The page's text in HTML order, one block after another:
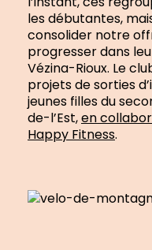
les débutantes,
consolider notre
progresser dans
Vézina-Rioux. Le
projets de sorties
jeunes filles du
de-l’Est,en
Happy Fitness.